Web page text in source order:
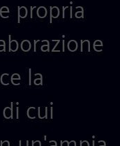
propria
la
cui